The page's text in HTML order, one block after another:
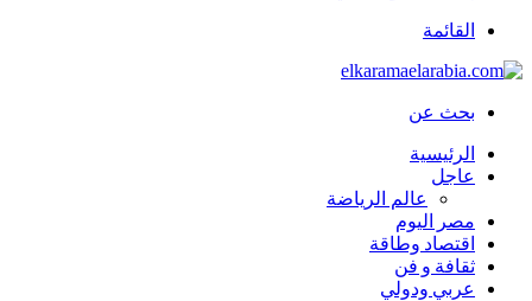
القائمة
بحث عن
الرئيسية
عاجل
عالم الرياضة
مصر اليوم
اقتصاد وطاقة
ثقافة و فن
عربي ودولي